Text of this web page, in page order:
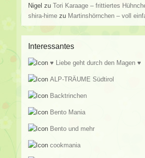
Nigel zuTori Karaage – frittiertes
shira-hime zu Martinshörnchen – voll
Interessantes
♥ Liebe geht durch den Magen ♥
ALP-TRÄUME Südtirol
Backtrinchen
Bento Mania
Bento und mehr
cookmania